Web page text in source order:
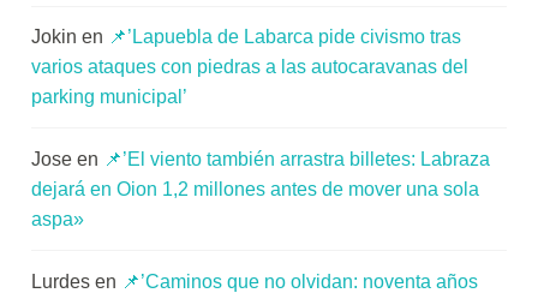
Jokin en 📌’Lapuebla de Labarca pide civismo tras
varios ataques con piedras a las autocaravanas del
parking municipal’
Jose en 📌’El viento también arrastra billetes: Labraza
dejará en Oion 1,2 millones antes de mover una sola
aspa»
Lurdes en 📌’Caminos que no olvidan: noventa años